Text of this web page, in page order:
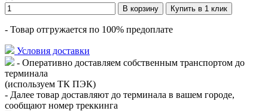
В корзину Купить в 1 клик
- Товар отгружается по 100% предоплате
Условия доставки
- Оперативно доставляем собственным транспортом до
терминала
(используем ТК ПЭК)
- Далее товар доставляют до терминала в вашем городе,
сообщают номер треккинга